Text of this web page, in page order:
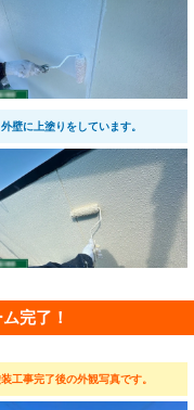
外壁に上塗りをしています。
完了！
工事完了後の外観写真です。